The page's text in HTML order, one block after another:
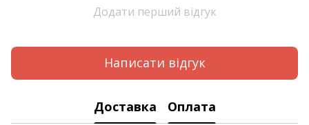
Додати перший відгук
Написати відгук
Доставка Оплата